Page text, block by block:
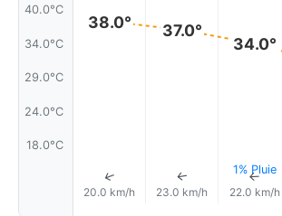
40.0°C
34.0°C
29.0°C
24.0°C
18.0°C
38.0°
↑
20.0 km/h
37.0°
↑
23.0 km/h
34.0°
1% Pluie
↑
22.0 km/h